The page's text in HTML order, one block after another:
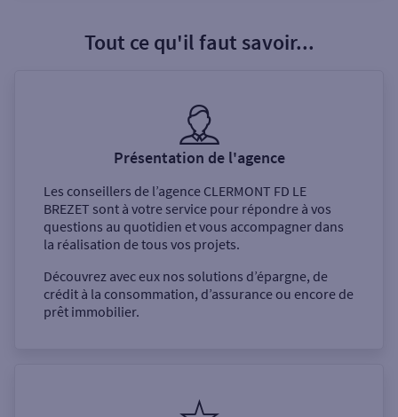
Tout ce qu'il faut savoir...
Présentation de l'agence
Les conseillers de l’agence CLERMONT FD LE
BREZET sont à votre service pour répondre à vos
questions au quotidien et vous accompagner dans
la réalisation de tous vos projets.
Découvrez avec eux nos solutions d’épargne, de
crédit à la consommation, d’assurance ou encore de
prêt immobilier.